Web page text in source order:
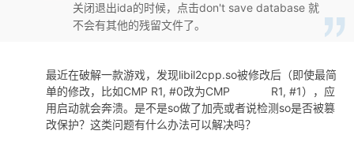
关闭退出ida的时候，点击don't save database 就
不会有其他的残留文件了。
最近在破解一款游戏，发现libil2cpp.so被修改后（即使最简
单的修改，比如CMP R1, #0改为CMP R1, #1），应
用启动就会奔溃。是不是so做了加壳或者说检测so是否被篡
改保护？这类问题有什么办法可以解决吗？